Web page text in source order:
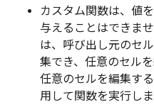
カスタム関数は、値
与えることはできま
は、呼び出し元のセ
集でき、任意のセル
任意のセルを編集する
用して関数を実行しま